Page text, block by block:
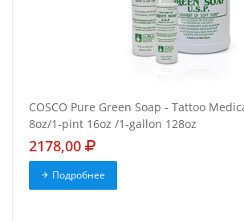
COSCO Pure Green Soap - Tattoo
8oz/1-pint 16oz /1-gallon 128oz
2178,00
Подробнее